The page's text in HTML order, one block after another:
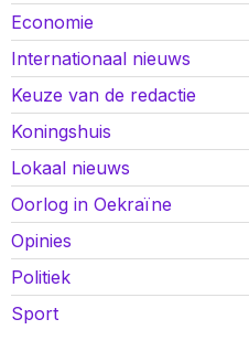
Economie
Internationaal nieuws
Keuze van de redactie
Koningshuis
Lokaal nieuws
Oorlog in Oekraïne
Opinies
Politiek
Sport